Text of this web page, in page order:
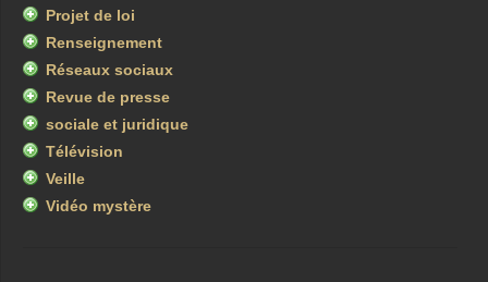
Projet de loi
Renseignement
Réseaux sociaux
Revue de presse
sociale et juridique
Télévision
Veille
Vidéo mystère